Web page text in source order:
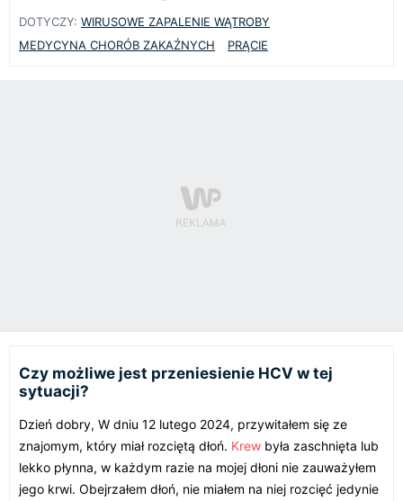
DOTYCZY: WIRUSOWE ZAPALENIE WĄTROBY
MEDYCYNA CHORÓB ZAKAŹNYCH
PRĄCIE
Czy możliwe jest przeniesienie HCV w tej
sytuacji?
Dzień dobry, W dniu 12 lutego 2024, przywitałem się ze
znajomym, który miał rozciętą dłoń. Krew była zaschnięta lub
lekko płynna, w każdym razie na mojej dłoni nie zauważyłem
jego krwi. Obejrzałem dłoń, nie miałem na niej rozcięć jedynie